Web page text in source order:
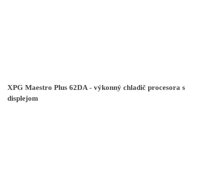
XPG Maestro Plus 62DA - výkonný chladič procesora s
displejom